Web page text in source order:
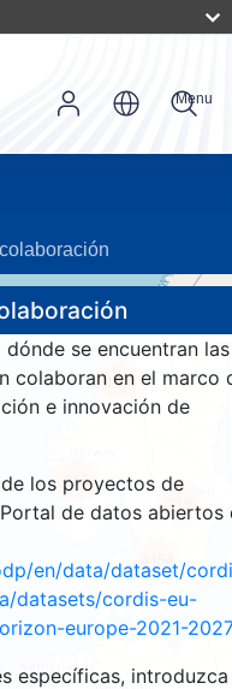
Menu
se encuentran las
colaboran en el marco
e innovación de
los proyectos de
de datos abiertos
en/data/dataset/
datasets/cordis-eu-
europe-2021-2027
específicas, introduzca
215
187
219